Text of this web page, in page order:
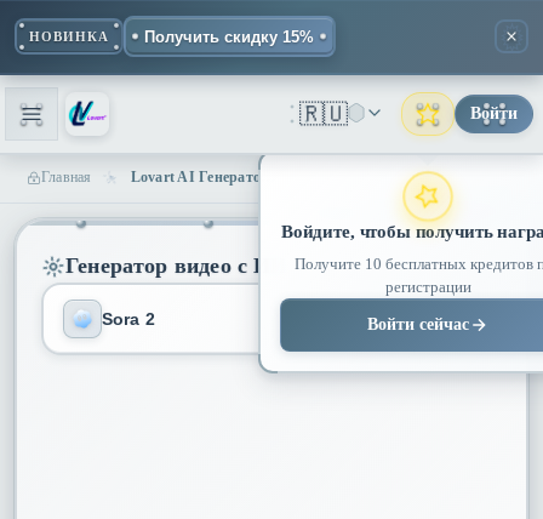
НОВИНКА Получить скидку 15%
🇷🇺 Войти
Войдите, чтобы получить
Получите 10 бесплатных кредитов
регистрации
Войти сейчас
Главная
Генератор видео с ИИ
Sora 2